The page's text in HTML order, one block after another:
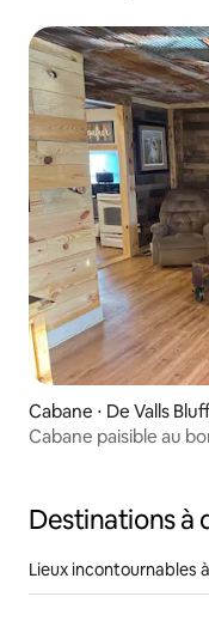
Cabane ⋅ De Valls
Cabane paisible au
Destinations à
Lieux incontournables